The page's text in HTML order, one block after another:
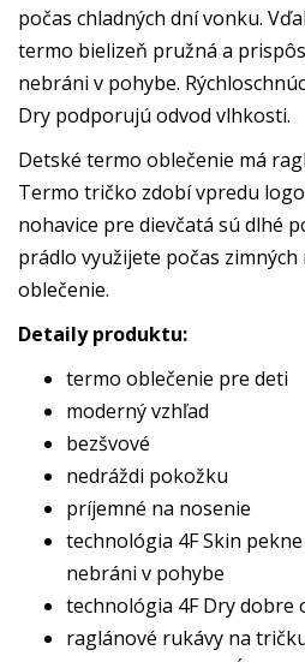
počas chladných dní vonku.
termo bielizeň pružná a
nebráni v pohybe.
Dry podporujú odvod vlhkosti.
Detské termo oblečenie má
Termo tričko zdobí vpredu
nohavice pre dievčatá sú dlhé
prádlo využijete počas
oblečenie.
Detaily produktu:
termo oblečenie pre deti
moderný vzhľad
bezšvové
nedráždi pokožku
príjemné na nosenie
technológia 4F Skin
nebráni v pohybe
technológia 4F Dry dobre
raglánové rukávy na